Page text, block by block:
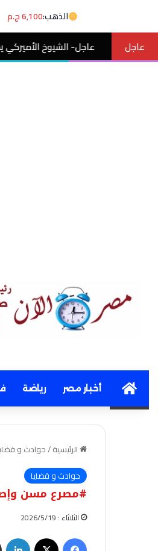
الذهب:6,100 ج.م
عاجل
الشيوخ الأميركي يصادق على تعيين
Homeأخبار مصر رياضة
الرئيسية/حوادث و
حوادث و قضايا
#مصرع مسن
الثلاثاء : 2026/5/19
فيسبوك